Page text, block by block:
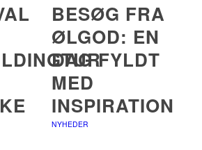
BESØG FRA
ØLGOD: EN
DAG FYLDT
MED
INSPIRATION
NYHEDER